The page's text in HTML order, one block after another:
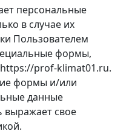
персональные
в случае их
Пользователем
формы,
prof-klimat01.ru.
формы и/или
данные
выражает свое